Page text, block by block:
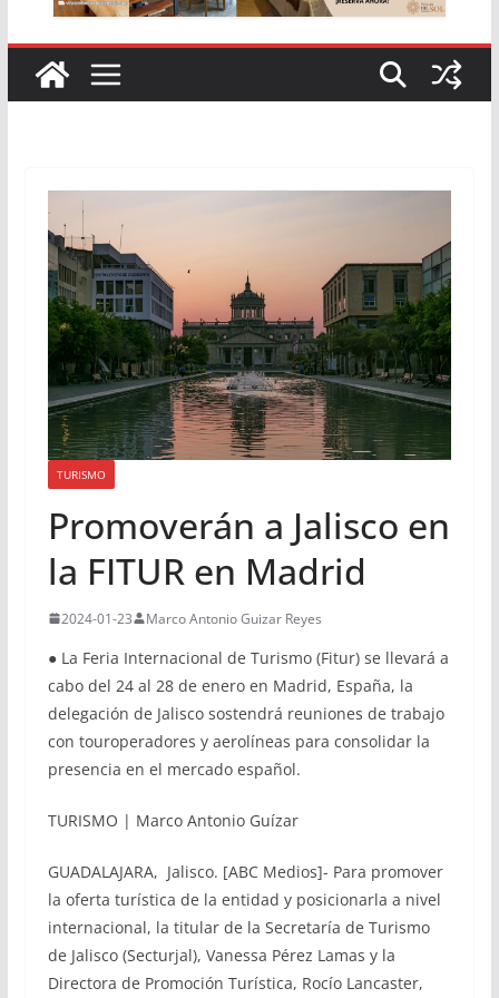
TURISMO
Promoverán a Jalisco en
la FITUR en Madrid
2024-01-23 Marco Antonio Guizar Reyes
● La Feria Internacional de Turismo (Fitur) se llevará a
cabo del 24 al 28 de enero en Madrid, España, la
delegación de Jalisco sostendrá reuniones de trabajo
con touroperadores y aerolíneas para consolidar la
presencia en el mercado español.
TURISMO | Marco Antonio Guízar
GUADALAJARA, Jalisco. [ABC Medios]- Para promover
la oferta turística de la entidad y posicionarla a nivel
internacional, la titular de la Secretaría de Turismo
de Jalisco (Secturjal), Vanessa Pérez Lamas y la
Directora de Promoción Turística, Rocío Lancaster,